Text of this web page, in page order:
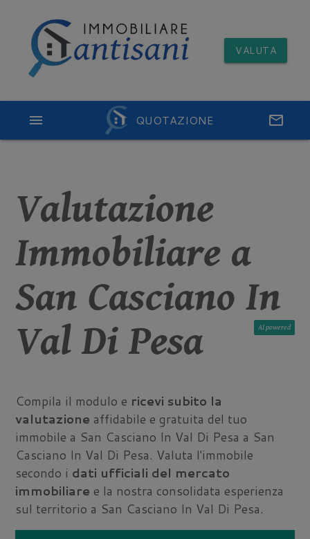
VALUTA
QUOTAZIONE email
menu
Valutazione
Immobiliare a
San Casciano In
Val Di Pesa
AI
Compila il modulo e ricevi subito la
valutazione affidabile e gratuita del tuo
immobile a San Casciano In Val Di Pesa a San
Casciano In Val Di Pesa. Valuta l'immobile
secondo i dati ufficiali del mercato
immobiliare e la nostra consolidata esperienza
sul territorio a San Casciano In Val Di Pesa.